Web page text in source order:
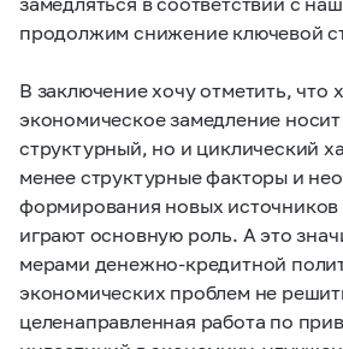
продолжим снижение ключевой
В заключение хочу отметить, что
экономическое замедление носит
структурный, но и циклический
менее структурные факторы и
формирования новых источников
играют основную роль. А это
мерами денежно-кредитной
экономических проблем не
целенаправленная работа по